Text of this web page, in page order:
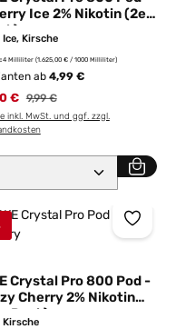
Wert ein
Ice 2% Nikotin (2er
Ice, Kirsche
4 Milliliter (1.625,00 € / 1000 Milliliter)
ab4,99 €
€ Regulärer Preis:
9,99 €
inkl. MwSt. und ggf. zzgl.
Anzahl: Gib den
Crystal Pro 800 Pod -
Cherry 2% Nikotin
Pack)
Kirsche